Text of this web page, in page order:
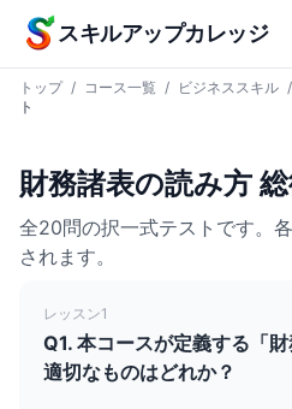
本文へスキップ
スキルアップカレッジ
トップ / コース一覧 / ビジネススキル /
ト
財務諸表の読み方
全20問の択一式テストです。
されます。
レッスン1
Q1. 本コースが定義する「
適切なものはどれか？